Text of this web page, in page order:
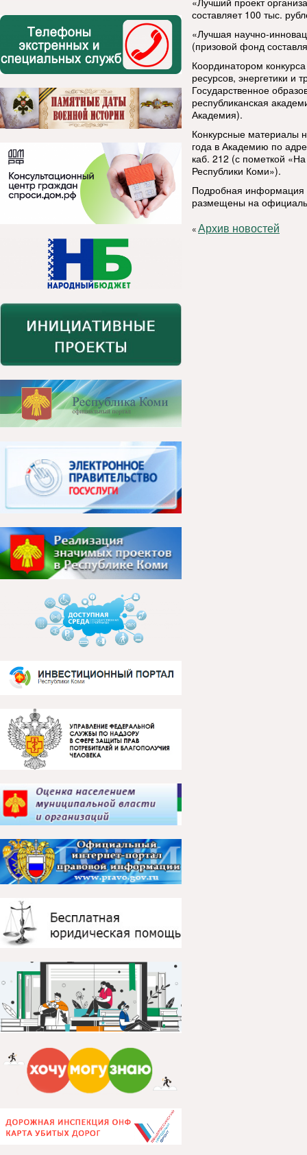
составляет 100 тыс.
«Лучшая научно-
(призовой фонд
Координатором
ресурсов, энергетики и
Государственное
республиканская
Академия).
Конкурсные материалы
года в Академию по
каб. 212 (с пометкой
Республики Коми»).
Подробная информация
размещены на
«Архив новостей